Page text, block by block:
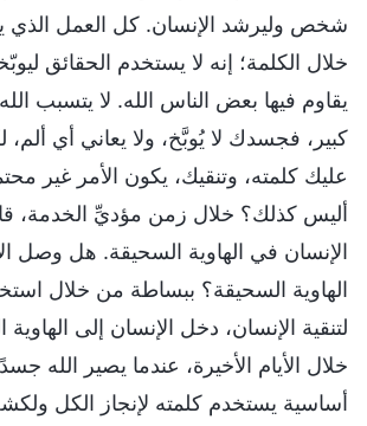
شخص وليرشد الإنسان. كل العمل الذي
خلال الكلمة؛ إنه لا يستخدم الحقائق
يقاوم فيها بعض الناس الله. لا يتسبب
كبير، فجسدك لا يُوبَّخ، ولا يعاني أي
عليك كلمته، وتنقيك، يكون الأمر غير
أليس كذلك؟ خلال زمن مؤديِّ الخدمة،
الإنسان في الهاوية السحيقة. هل وصل
الهاوية السحيقة؟ ببساطة من خلال
لتنقية الإنسان، دخل الإنسان إلى
خلال الأيام الأخيرة، عندما يصير الله
أساسية يستخدم كلمته لإنجاز الكل